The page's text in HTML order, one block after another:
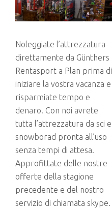
Noleggiate l’attrezzatura
direttamente da Günthers
Rentasport a Plan prima di
iniziare la vostra vacanza e
risparmiate tempo e
denaro. Con noi avrete
tutta l’attrezzatura da sci e
snowborad pronta all’uso
senza tempi di attesa.
Approfittate delle nostre
offerte della stagione
precedente e del nostro
servizio di chiamata skype.